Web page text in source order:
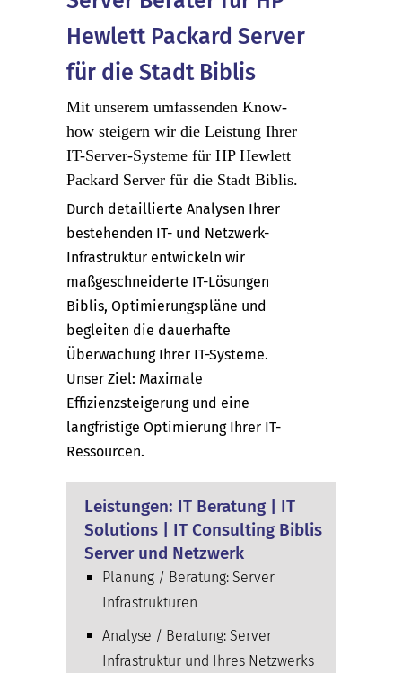
Hewlett Packard Server
für die Stadt Biblis
Mit unserem umfassenden Know-
how steigern wir die Leistung Ihrer
IT-Server-Systeme für HP Hewlett
Packard Server für die Stadt Biblis.
Durch detaillierte Analysen Ihrer
bestehenden IT- und Netzwerk-
Infrastruktur entwickeln wir
maßgeschneiderte IT-Lösungen
Biblis, Optimierungspläne und
begleiten die dauerhafte
Überwachung Ihrer IT-Systeme.
Unser Ziel: Maximale
Effizienzsteigerung und eine
langfristige Optimierung Ihrer IT-
Ressourcen.
Leistungen: IT Beratung | IT
Solutions | IT Consulting Biblis
Server und Netzwerk
Planung / Beratung: Server
Infrastrukturen
Analyse / Beratung: Server
Infrastruktur und Ihres Netzwerks